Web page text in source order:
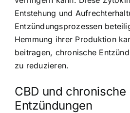
Entstehung und
Entzündungsprozessen
Hemmung ihrer Produktion
beitragen, chronische
zu reduzieren.
CBD und chronische
Entzündungen